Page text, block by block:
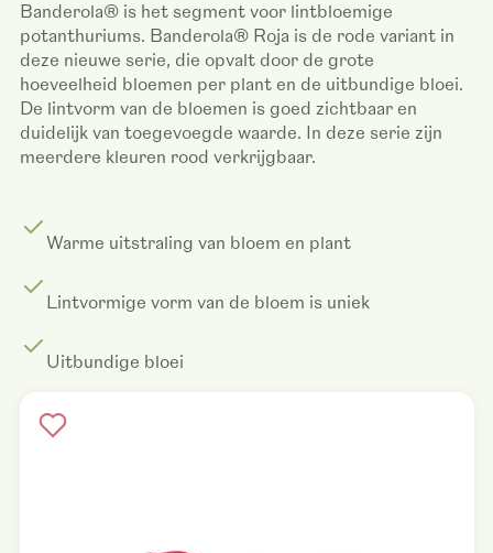
Banderola® is het segment voor lintbloemige
potanthuriums. Banderola® Roja is de rode variant in
deze nieuwe serie, die opvalt door de grote
hoeveelheid bloemen per plant en de uitbundige bloei.
De lintvorm van de bloemen is goed zichtbaar en
duidelijk van toegevoegde waarde. In deze serie zijn
meerdere kleuren rood verkrijgbaar.
Warme uitstraling van bloem en plant
Lintvormige vorm van de bloem is uniek
Uitbundige bloei